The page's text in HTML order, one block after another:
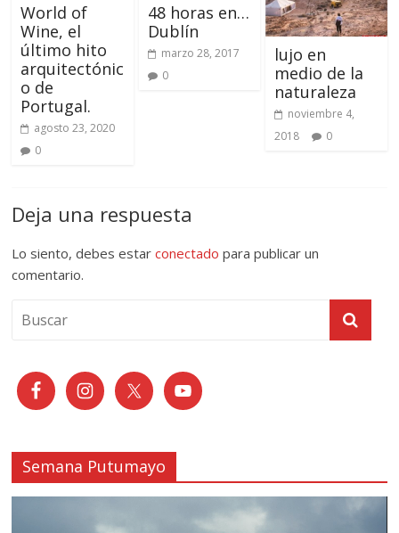
World of
Wine, el
último hito
arquitectónic
o de
Portugal.
agosto 23, 2020
0
48 horas en…
Dublín
marzo 28, 2017
0
lujo en
medio de la
naturaleza
noviembre 4,
2018
0
Deja una respuesta
Lo siento, debes estarconectado para publicar un
comentario.
Semana Putumayo